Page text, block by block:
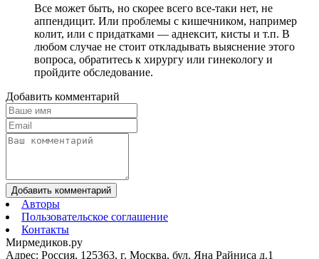
Все может быть, но скорее всего все-таки нет, не
аппендицит. Или проблемы с кишечником, например
колит, или с придатками — аднексит, кисты и т.п. В
любом случае не стоит откладывать выяснение этого
вопроса, обратитесь к хирургу или гинекологу и
пройдите обследование.
Добавить комментарий
Добавить комментарий
Авторы
Пользовательское соглашение
Контакты
Мирмедиков.ру
Адрес: Россия, 125363, г. Москва, бул. Яна Райниса д.1